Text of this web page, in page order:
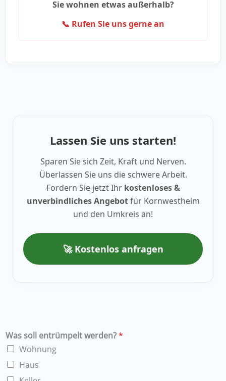
Sie wohnen etwas außerhalb?
📞 Rufen Sie uns gerne an
Lassen Sie uns starten!
Sparen Sie sich Zeit, Kraft und Nerven.
Überlassen Sie uns die schwere Arbeit.
Fordern Sie jetzt Ihr kostenloses &
unverbindliches Angebotfür Kornwestheim
und den Umkreis an!
🚀 Kostenlos anfragen
Was soll entrümpelt werden?*
Wohnung
Haus